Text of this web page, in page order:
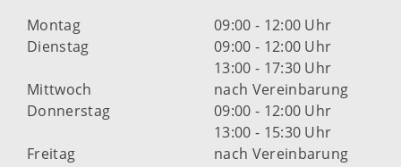
Montag
09:00 - 12:00 Uhr
Dienstag
09:00 - 12:00 Uhr
13:00 - 17:30 Uhr
Mittwoch
nach Vereinbarung
Donnerstag
09:00 - 12:00 Uhr
13:00 - 15:30 Uhr
Freitag
nach Vereinbarung